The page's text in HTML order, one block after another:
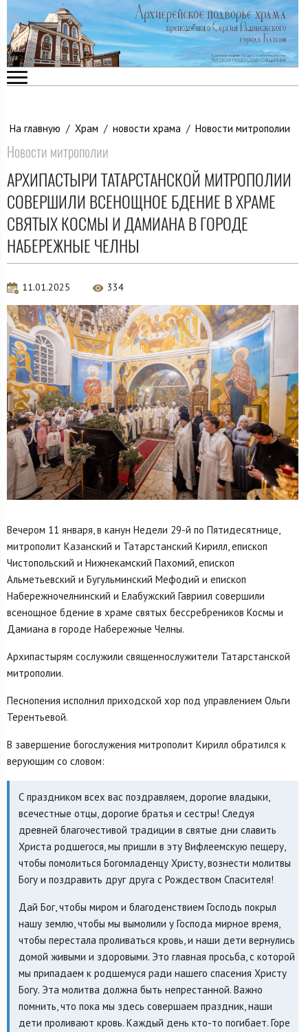
На главную / Храм / новости храма / Новости митрополии
Новости митрополии
АРХИПАСТЫРИ ТАТАРСТАНСКОЙ МИТРОПОЛИИ
СОВЕРШИЛИ ВСЕНОЩНОЕ БДЕНИЕ В ХРАМЕ
СВЯТЫХ КОСМЫ И ДАМИАНА В ГОРОДЕ
НАБЕРЕЖНЫЕ ЧЕЛНЫ
11.01.2025 334
Вечером 11 января, в канун Недели 29-й по Пятидесятнице,
митрополит Казанский и Татарстанский Кирилл, епископ
Чистопольский и Нижнекамский Пахомий, епископ
Альметьевский и Бугульминский Мефодий и епископ
Набережночелнинский и Елабужский Гавриил совершили
всенощное бдение в храме святых бессребреников Космы и
Дамиана в городе Набережные Челны.
Архипастырям сослужили священнослужители Татарстанской
митрополии.
Песнопения исполнил приходской хор под управлением Ольги
Терентьевой.
В завершение богослужения митрополит Кирилл обратился к
верующим со словом:
С праздником всех вас поздравляем, дорогие владыки,
всечестные отцы, дорогие братья и сестры! Следуя
древней благочестивой традиции в святые дни славить
Христа родшегося, мы пришли в эту Вифлеемскую пещеру,
чтобы помолиться Богомладенцу Христу, вознести молитвы
Богу и поздравить друг друга с Рождеством Спасителя!
Дай Бог, чтобы миром и благоденствием Господь покрыл
нашу землю, чтобы мы вымолили у Господа мирное время,
чтобы перестала проливаться кровь, и наши дети вернулись
домой живыми и здоровыми. Это главная просьба, с которой
мы припадаем к родшемуся ради нашего спасения Христу
Богу. Эта молитва должна быть непрестанной. Важно
помнить, что пока мы здесь совершаем праздник, наши
дети проливают кровь. Каждый день кто-то погибает. Горе